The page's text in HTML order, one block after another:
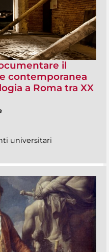
il
contemporanea
a Roma tra XX
universitari